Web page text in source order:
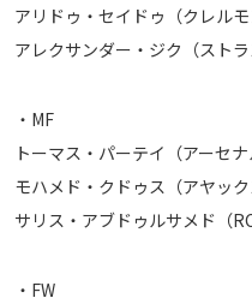
アリドゥ・セイドゥ（クレルモ
アレクサンダー・ジク（ストラ
・MF
トーマス・パーテイ（アーセナ
モハメド・クドゥス（アヤック
サリス・アブドゥルサメド（
・FW